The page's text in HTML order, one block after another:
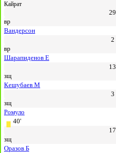
Кайрат
29
вр
Вандерсон
2
вр
Шарапиденов Е
13
зщ
Кешубаев М
3
зщ
Ромуло
40'
17
зщ
Оразов Б